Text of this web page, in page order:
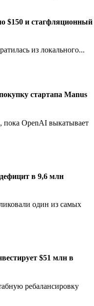
$150 и стагфляционный
из локального...
стартапа Manus
пока OpenAI выкатывает
в 9,6 млн
один из самых
$51 млн в
ребалансировку